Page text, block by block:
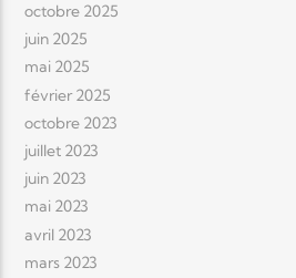
octobre 2025
juin 2025
mai 2025
février 2025
octobre 2023
juillet 2023
juin 2023
mai 2023
avril 2023
mars 2023